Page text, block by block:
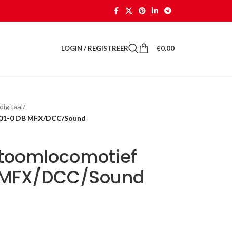
LOGIN / REGISTREER €0.00
/
0 DB MFX/DCC/Sound
DCC/Sound